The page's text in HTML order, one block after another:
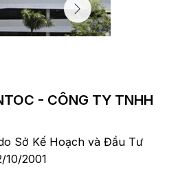
3 (FPT Software)
- CÔNG TY TNHH
Sở Kế Hoạch và Đầu Tư
10/2001